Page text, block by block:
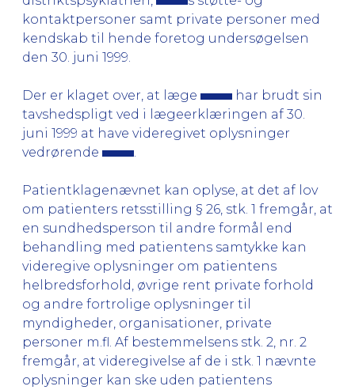
kontaktpersoner samt private personer med
kendskab til hende foretog undersøgelsen
den 30. juni 1999.
Der er klaget over, at læge
har brudt sin
tavshedspligt ved i lægeerklæringen af 30.
juni 1999 at have videregivet oplysninger
vedrørende
Patientklagenævnet kan oplyse, at det af lov
om patienters retsstilling § 26, stk. 1 fremgår, at
en sundhedsperson til andre formål end
behandling med patientens samtykke kan
videregive oplysninger om patientens
helbredsforhold, øvrige rent private forhold
og andre fortrolige oplysninger til
myndigheder, organisationer, private
personer m.fl. Af bestemmelsens stk. 2, nr. 2
fremgår, at videregivelse af de i stk. 1 nævnte
oplysninger kan ske uden patientens